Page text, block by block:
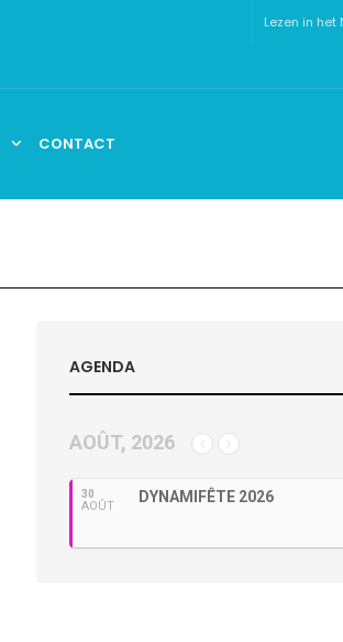
Lezen in
CONTACT
AGENDA
AOÛT, 2026
30
AOÛT
DYNAMIFÊTE 2026